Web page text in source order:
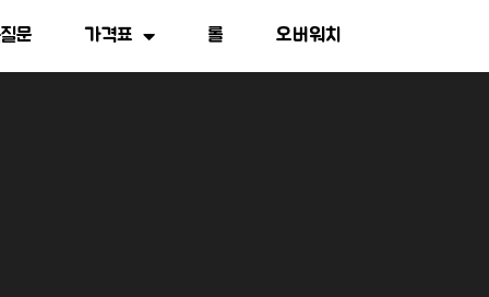
문 가격표 롤 오버워치